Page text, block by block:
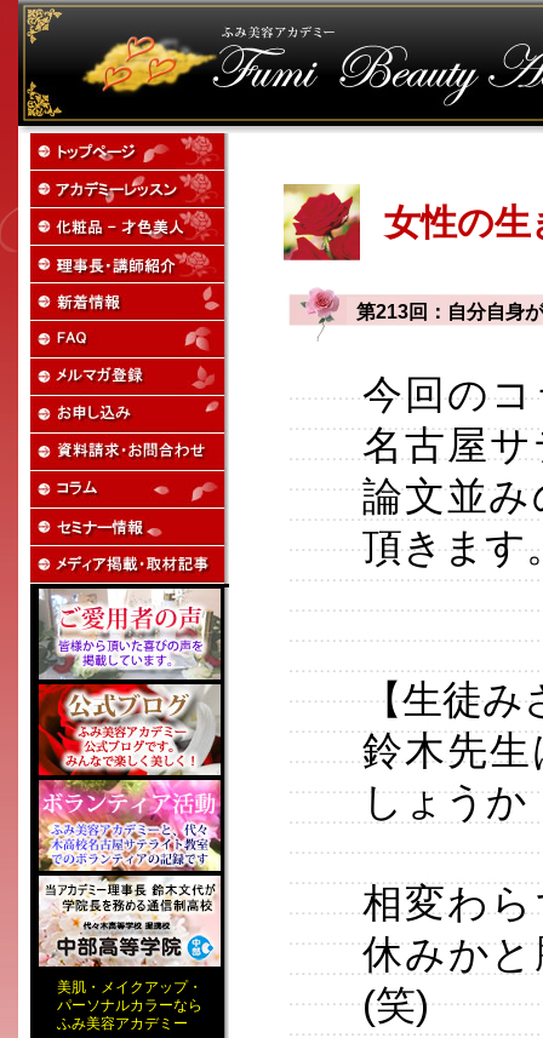
美肌 ・ メイクアップ・
パーソナルカラーなら
ふみ美容アカデミー
女性の
第213回：自分自身
今回の
名古屋
論文並
頂きます
【生徒み
鈴木先
しょうか
相変わ
休みか
(笑)